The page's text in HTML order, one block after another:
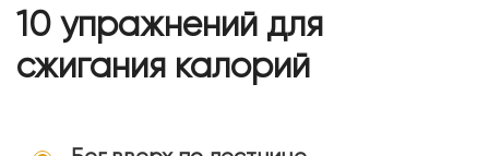
10 упражнений для
сжигания калорий